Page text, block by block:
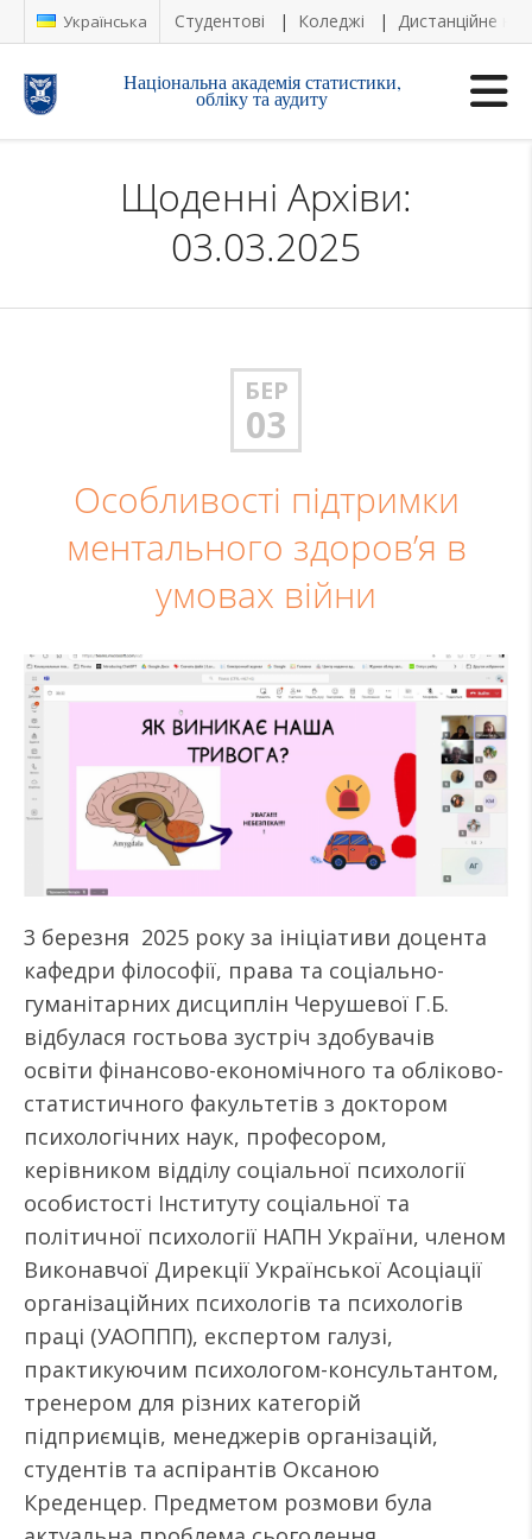
Українська Студентові Коледжі Дистанційне
Національна академія статистики,
обліку та аудиту
Щоденні Архіви:
03.03.2025
БЕР
03
Особливості підтримки
ментального здоров’я в
умовах війни
3 березня 2025 року за ініціативи доцента
кафедри філософії, права та соціально-
гуманітарних дисциплін Черушевої Г.Б.
відбулася гостьова зустріч здобувачів
освіти фінансово-економічного та обліково-
статистичного факультетів з доктором
психологічних наук, професором,
керівником відділу соціальної психології
особистості Інституту соціальної та
політичної психології НАПН України, членом
Виконавчої Дирекції Української Асоціації
організаційних психологів та психологів
праці (УАОППП), експертом галузі,
практикуючим психологом-консультантом,
тренером для різних категорій
підприємців, менеджерів організацій,
студентів та аспірантів Оксаною
Креденцер. Предметом розмови була